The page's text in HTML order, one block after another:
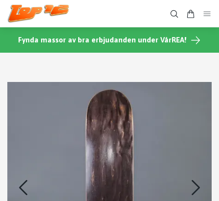
Fynda massor av bra erbjudanden under VårREA!